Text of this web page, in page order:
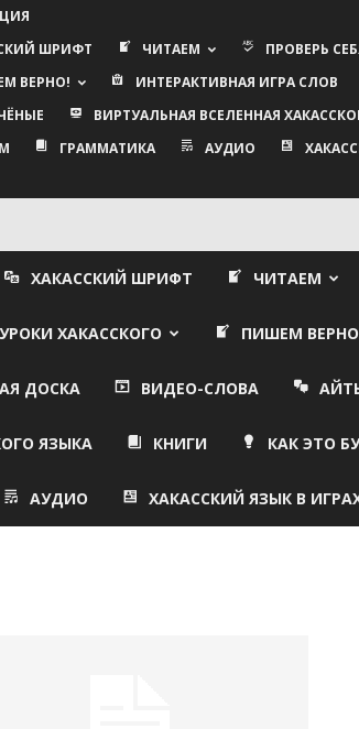
ШРИФТ ЧИТАЕМ ПРОВЕРЬ
ВЕРНО! ИНТЕРАКТИВНАЯ ИГРА СЛОВ
ВИРТУАЛЬНАЯ ВСЕЛЕННАЯ
ГРАММАТИКА АУДИО
ХАКАССКИЙ ШРИФТ ЧИТАЕМ
УРОКИ ХАКАССКОГО ПИШЕМ
ДОСКА ВИДЕО-СЛОВА
ЯЗЫКА КНИГИ КАК ЭТО
АУДИО ХАКАССКИЙ ЯЗЫК В